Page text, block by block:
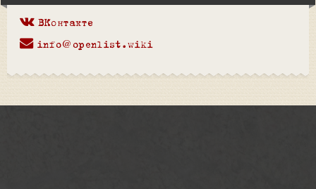
ВКонтакте
info@openlist.wiki